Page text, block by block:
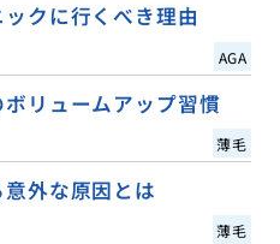
クに行くべき理由
AGA
リュームアップ習慣
薄毛
外な原因とは
薄毛